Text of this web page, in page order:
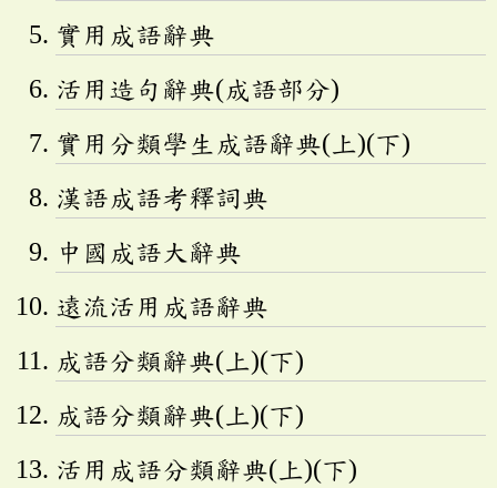
實用成語辭典
活用造句辭典(成語部分)
實用分類學生成語辭典(上)(下)
漢語成語考釋詞典
中國成語大辭典
遠流活用成語辭典
成語分類辭典(上)(下)
成語分類辭典(上)(下)
活用成語分類辭典(上)(下)